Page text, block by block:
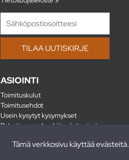
ASIOINTI
Toimituskulut
Toimitusehdot
Usein kysytyt kysymykset
Rahoitus - maksa kätevästi erissä
Tämä verkkosivu käyttää evästeitä.